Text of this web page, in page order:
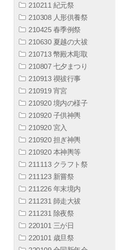
210211 紀元祭
210308 人形供養祭
210425 春季例祭
210630 夏越の大祓
210713 幣殿木彫取
210807 七夕まつり
210913 禊祓行事
210919 宵宮
210920 境内の様子
210920 子供神輿
210920 宮入
210920 担ぎ神輿
210920 本神輿等
211113 クラフト祭
211123 新嘗祭
211226 年末境内
211231 師走大祓
211231 除夜祭
220101 三が日
220101 歳旦祭